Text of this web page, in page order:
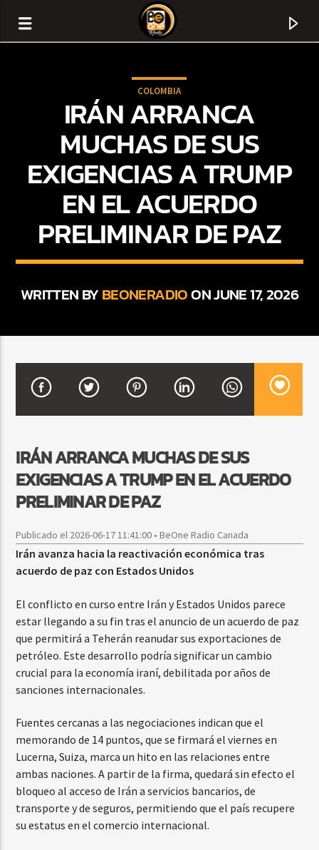
TITLE
CURRENT SHOW
DJ MIX
12:00 AM 2:00 AM
Beone Radio
COLOMBIA
IRÁN ARRANCA
MUCHAS DE SUS
EXIGENCIAS A TRUMP
EN EL ACUERDO
PRELIMINAR DE PAZ
WRITTEN BYBEONERADIOON JUNE 17, 2026
IRÁN ARRANCA MUCHAS DE SUS
EXIGENCIAS A TRUMP EN EL ACUERDO
PRELIMINAR DE PAZ
Publicado el 2026-06-17 11:41:00 • BeOne Radio Canada
Irán avanza hacia la reactivación económica tras
acuerdo de paz con Estados Unidos
El conflicto en curso entre Irán y Estados Unidos parece
estar llegando a su fin tras el anuncio de un acuerdo de paz
que permitirá a Teherán reanudar sus exportaciones de
petróleo. Este desarrollo podría significar un cambio
crucial para la economía iraní, debilitada por años de
sanciones internacionales.
Fuentes cercanas a las negociaciones indican que el
memorando de 14 puntos, que se firmará el viernes en
Lucerna, Suiza, marca un hito en las relaciones entre
ambas naciones. A partir de la firma, quedará sin efecto el
bloqueo al acceso de Irán a servicios bancarios, de
transporte y de seguros, permitiendo que el país recupere
su estatus en el comercio internacional.